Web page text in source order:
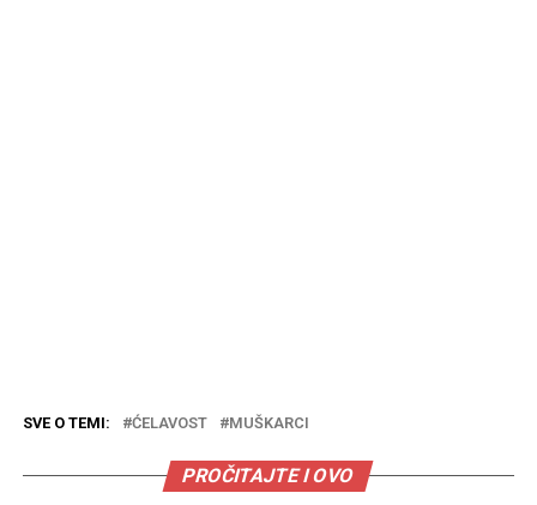
SVE O TEMI: ĆELAVOST MUŠKARCI
PROČITAJTE I OVO